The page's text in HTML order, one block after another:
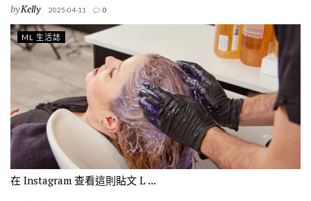
byKelly 2025-04-11 0
ML 生活誌
在 Instagram 查看這則貼文 L ...